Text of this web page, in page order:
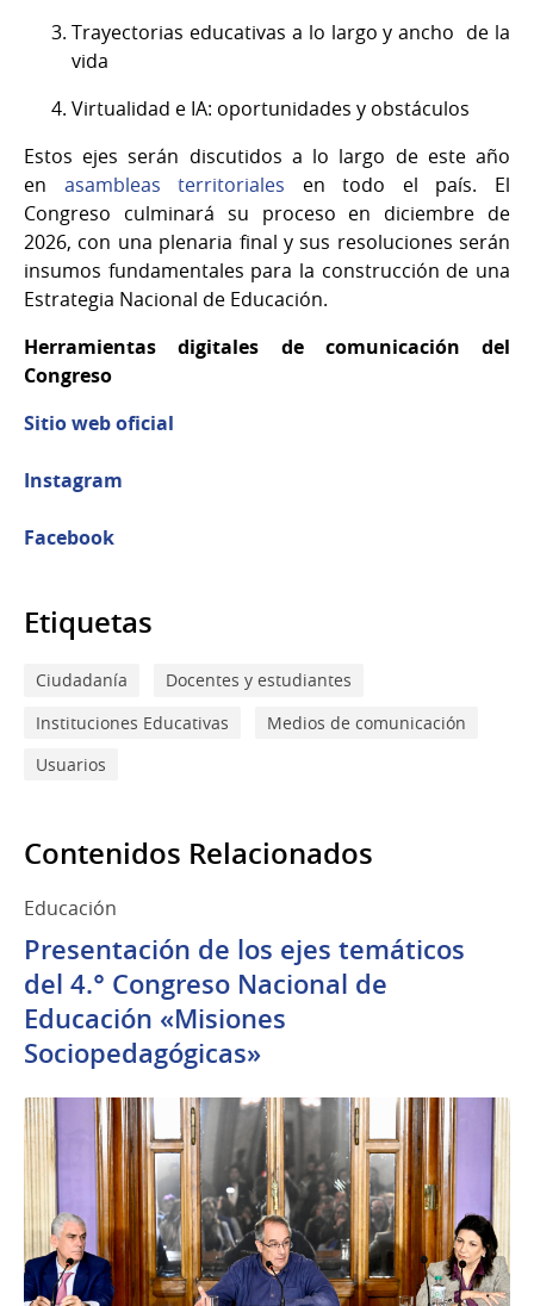
Trayectorias educativas a lo largo y ancho de la
vida
Virtualidad e IA: oportunidades y obstáculos
Estos ejes serán discutidos a lo largo de este año
en asambleas territoriales en todo el país. El
Congreso culminará su proceso en diciembre de
2026, con una plenaria final y sus resoluciones serán
insumos fundamentales para la construcción de una
Estrategia Nacional de Educación.
Herramientas digitales de comunicación del
Congreso
Sitio web oficial
Instagram
Facebook
Etiquetas
Ciudadanía
Docentes y estudiantes
Instituciones Educativas
Medios de comunicación
Usuarios
Contenidos Relacionados
Educación
Presentación de los ejes temáticos
del 4.° Congreso Nacional de
Educación «Misiones
Sociopedagógicas»